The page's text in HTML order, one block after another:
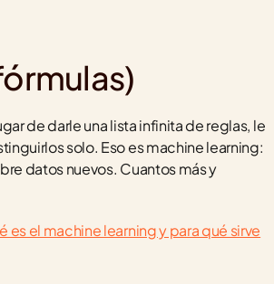
de darle una lista infinita de reglas, le
solo. Eso es machine learning:
datos nuevos. Cuantos más y
es el machine learning y para qué sirve